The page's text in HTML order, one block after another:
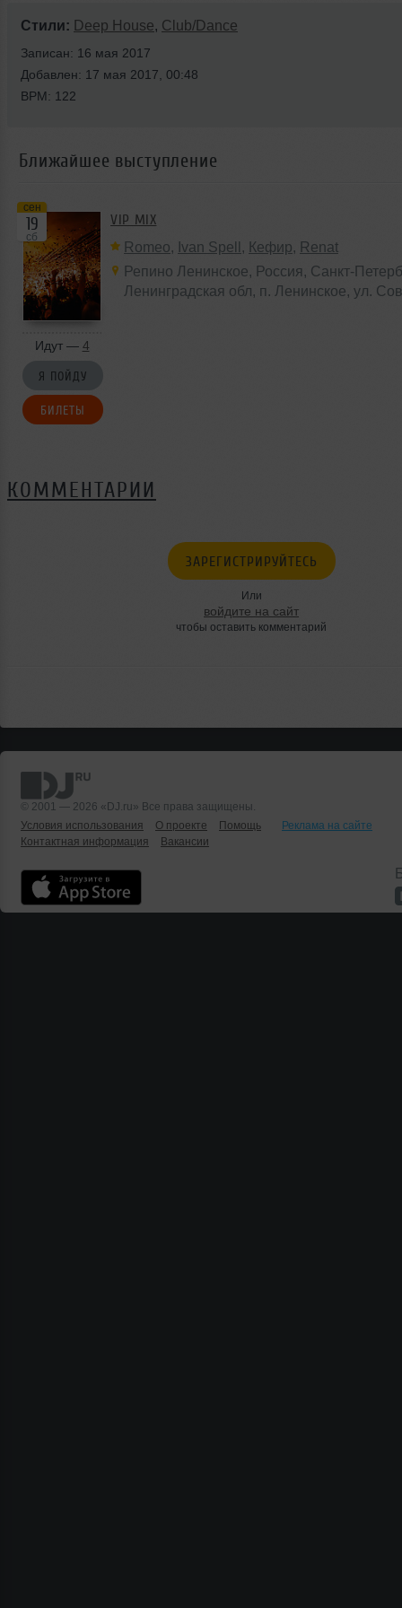
Стили: Deep House, Club/Dance
Записан: 16 мая 2017
Добавлен: 17 мая 2017, 00:48
BPM: 122
Ближайшее выступление
сен
19
сб
Идут — 4
Я ПОЙДУ
БИЛЕТЫ
VIP MIX
Romeo, Ivan Spell , Кефир, Renat
Репино Ленинское, Россия , Санкт-
Ленинградская обл, п. Ленинское, ул.
КОММЕНТАРИИ
ЗАРЕГИСТРИРУЙТЕСЬ
Или
войдите на сайт
чтобы оставить комментарий
© 2001 — 2026 «DJ.ru» Все права защищены.
Условия использования
О проекте Помощь
Реклама на сайте
Контактная информация
Вакансии